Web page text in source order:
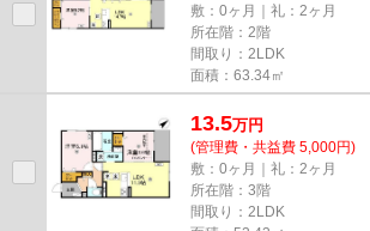
敷：0ヶ月｜礼：2ヶ月
所在階：2階
間取り：2LDK
面積：63.34㎡
13.5万円
(管理費・共益費 5,000円)
敷：0ヶ月｜礼：2ヶ月
所在階：3階
間取り：2LDK